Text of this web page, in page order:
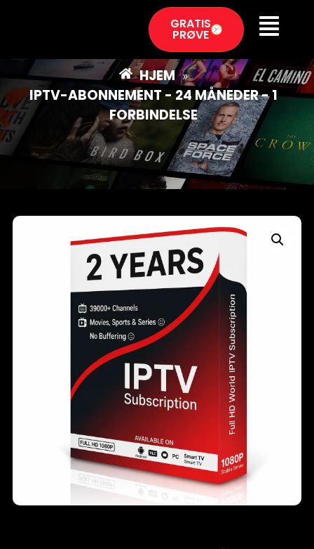
GRATIS
PRØVE
HJEM »
IPTV-ABONNEMENT - 24 MÅNEDER - 1
FORBINDELSE